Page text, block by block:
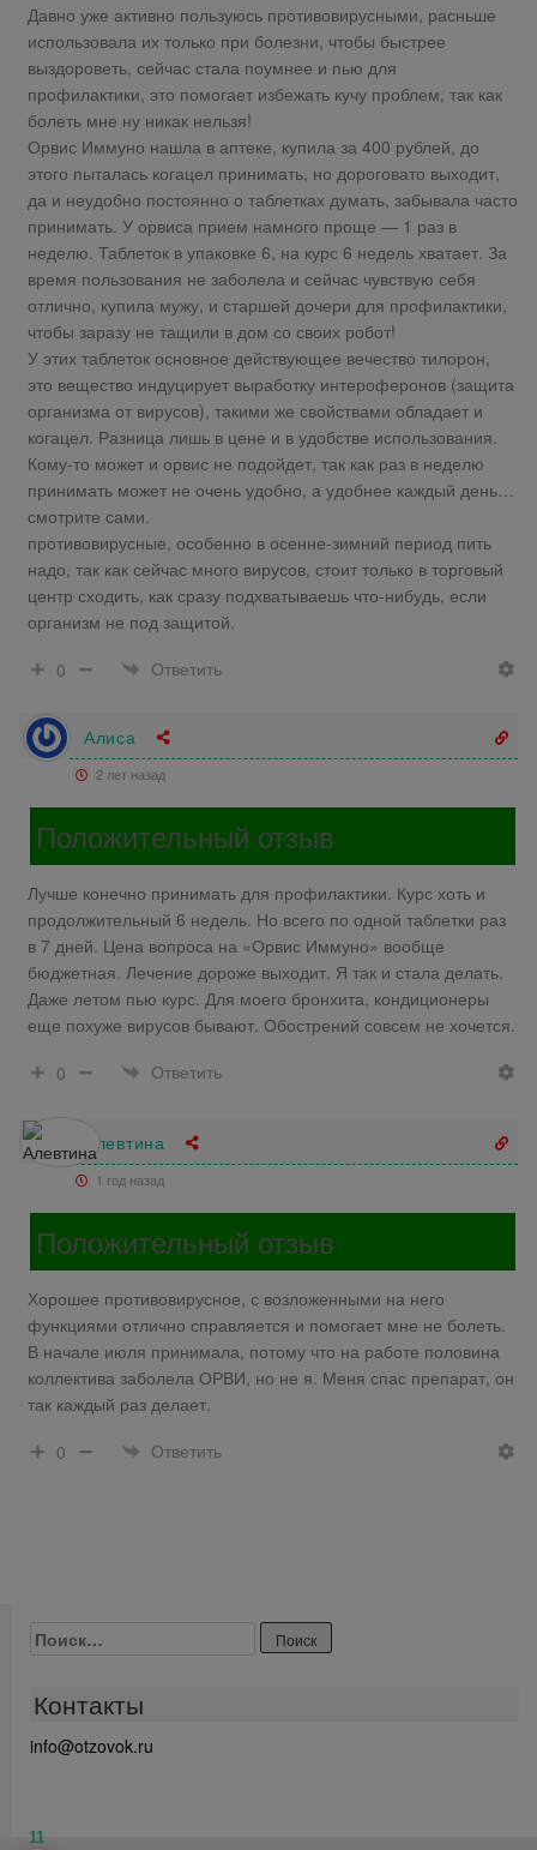
Давно уже активно пользуюсь противовирусными, расньше
использовала их только при болезни, чтобы быстрее
выздороветь, сейчас стала поумнее и пью для
профилактики, это помогает избежать кучу проблем, так как
болеть мне ну никак нельзя!
Орвис Иммуно нашла в аптеке, купила за 400 рублей, до
этого пыталась когацел принимать, но дороговато выходит,
да и неудобно постоянно о таблетках думать, забывала часто
принимать. У орвиса прием намного проще — 1 раз в
неделю. Таблеток в упаковке 6, на курс 6 недель хватает. За
время пользования не заболела и сейчас чувствую себя
отлично, купила мужу, и старшей дочери для профилактики,
чтобы заразу не тащили в дом со своих робот!
У этих таблеток основное действующее вечество тилорон,
это вещество индуцирует выработку интероферонов (защита
организма от вирусов), такими же свойствами обладает и
когацел. Разница лишь в цене и в удобстве использования.
Кому-то может и орвис не подойдет, так как раз в неделю
принимать может не очень удобно, а удобнее каждый день…
смотрите сами.
противовирусные, особенно в осенне-зимний период пить
надо, так как сейчас много вирусов, стоит только в торговый
центр сходить, как сразу подхватываешь что-нибудь, если
организм не под защитой.
0
Ответить
Алиса
2 лет назад
Положительный отзыв
Лучше конечно принимать для профилактики. Курс хоть и
продолжительный 6 недель. Но всего по одной таблетки раз
в 7 дней. Цена вопроса на «Орвис Иммуно» вообще
бюджетная. Лечение дороже выходит. Я так и стала делать.
Даже летом пью курс. Для моего бронхита, кондиционеры
еще похуже вирусов бывают. Обострений совсем не хочется.
0
Ответить
Алевтина
1 год назад
Положительный отзыв
Хорошее противовирусное, с возложенными на него
функциями отлично справляется и помогает мне не болеть.
В начале июля принимала, потому что на работе половина
коллектива заболела ОРВИ, но не я. Меня спас препарат, он
так каждый раз делает.
0
Ответить
Найти:
Контакты
info@otzovok.ru
11